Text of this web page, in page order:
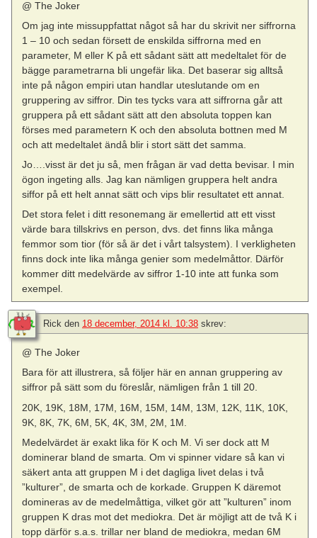
@ The Joker
Om jag inte missuppfattat något så har du skrivit ner siffrorna
1 – 10 och sedan försett de enskilda siffrorna med en
parameter, M eller K på ett sådant sätt att medeltalet för de
bägge parametrarna bli ungefär lika. Det baserar sig alltså
inte på någon empiri utan handlar uteslutande om en
gruppering av siffror. Din tes tycks vara att siffrorna går att
gruppera på ett sådant sätt att den absoluta toppen kan
förses med parametern K och den absoluta bottnen med M
och att medeltalet ändå blir i stort sätt det samma.
Jo….visst är det ju så, men frågan är vad detta bevisar. I min
ögon ingeting alls. Jag kan nämligen gruppera helt andra
siffor på ett helt annat sätt och vips blir resultatet ett annat.
Det stora felet i ditt resonemang är emellertid att ett visst
värde bara tillskrivs en person, dvs. det finns lika många
femmor som tior (för så är det i vårt talsystem). I verkligheten
finns dock inte lika många genier som medelmåttor. Därför
kommer ditt medelvärde av siffror 1-10 inte att funka som
exempel.
Rick den 18 december, 2014 kl. 10:38 skrev:
@ The Joker
Bara för att illustrera, så följer här en annan gruppering av
siffror på sätt som du föreslår, nämligen från 1 till 20.
20K, 19K, 18M, 17M, 16M, 15M, 14M, 13M, 12K, 11K, 10K,
9K, 8K, 7K, 6M, 5K, 4K, 3M, 2M, 1M.
Medelvärdet är exakt lika för K och M. Vi ser dock att M
dominerar bland de smarta. Om vi spinner vidare så kan vi
säkert anta att gruppen M i det dagliga livet delas i två
”kulturer”, de smarta och de korkade. Gruppen K däremot
domineras av de medelmåttiga, vilket gör att ”kulturen” inom
gruppen K dras mot det mediokra. Det är möjligt att de två K i
topp därför s.a.s. trillar ner bland de mediokra, medan 6M